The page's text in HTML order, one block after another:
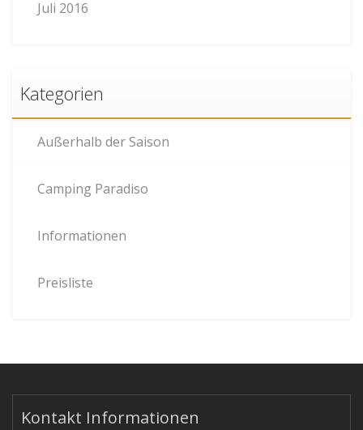
Juli 2016
Kategorien
Außerhalb der Saison
Camping Paradiso
Informationen
Preisliste
Kontakt Informationen